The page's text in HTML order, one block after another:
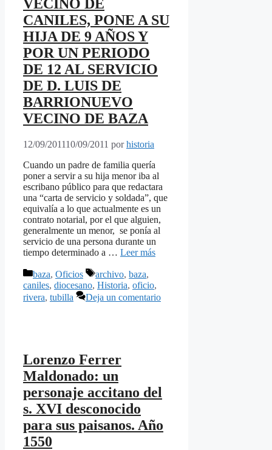
VECINO DE
CANILES, PONE A SU
HIJA DE 9 AÑOS Y
POR UN PERIODO
DE 12 AL SERVICIO
DE D. LUIS DE
BARRIONUEVO
VECINO DE BAZA
12/09/201110/09/2011 porhistoria
Cuando un padre de familia quería
poner a servir a su hija menor iba al
escribano público para que redactara
una “carta de servicio y soldada”, que
equivalía a lo que actualmente es un
contrato notarial, por el que alguien,
generalmente un menor, se ponía al
servicio de una persona durante un
tiempo determinado a … Leer más
Categorías
baza, Oficios Etiquetas
archivo, baza,
caniles, diocesano, Historia, oficio,
rivera, tubilla Deja un comentario
Lorenzo Ferrer
Maldonado: un
personaje accitano del
s. XVI desconocido
para sus paisanos. Año
1550